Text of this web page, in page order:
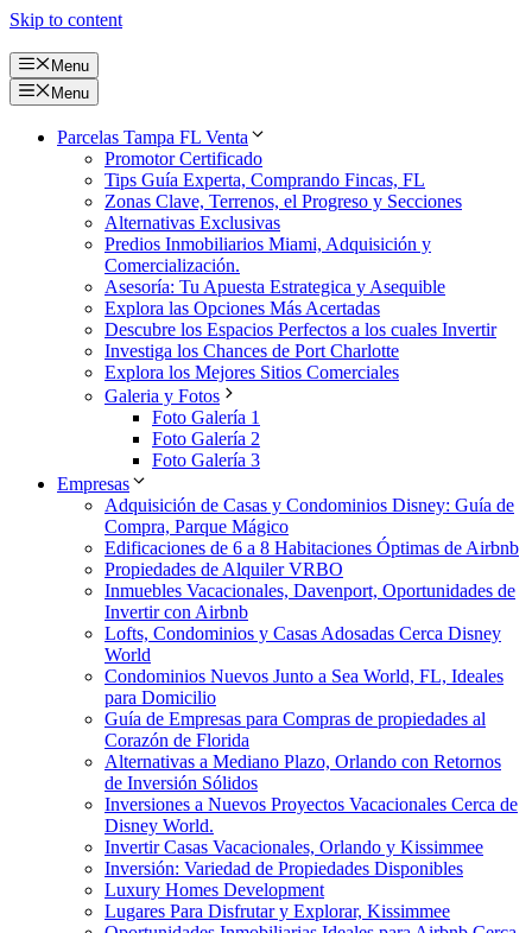
Skip to content
Menu
Menu
Parcelas Tampa FL Venta
Promotor Certificado
Tips Guía Experta, Comprando Fincas, FL
Zonas Clave, Terrenos, el Progreso y Secciones
Alternativas Exclusivas
Predios Inmobiliarios Miami, Adquisición y
Comercialización.
Asesoría: Tu Apuesta Estrategica y Asequible
Explora las Opciones Más Acertadas
Descubre los Espacios Perfectos a los cuales Invertir
Investiga los Chances de Port Charlotte
Explora los Mejores Sitios Comerciales
Galeria y Fotos
Foto Galería 1
Foto Galería 2
Foto Galería 3
Empresas
Adquisición de Casas y Condominios Disney: Guía de
Compra, Parque Mágico
Edificaciones de 6 a 8 Habitaciones Óptimas de Airbnb
Propiedades de Alquiler VRBO
Inmuebles Vacacionales, Davenport, Oportunidades de
Invertir con Airbnb
Lofts, Condominios y Casas Adosadas Cerca Disney
World
Condominios Nuevos Junto a Sea World, FL, Ideales
para Domicilio
Guía de Empresas para Compras de propiedades al
Corazón de Florida
Alternativas a Mediano Plazo, Orlando con Retornos
de Inversión Sólidos
Inversiones a Nuevos Proyectos Vacacionales Cerca de
Disney World.
Invertir Casas Vacacionales, Orlando y Kissimmee
Inversión: Variedad de Propiedades Disponibles
Luxury Homes Development
Lugares Para Disfrutar y Explorar, Kissimmee